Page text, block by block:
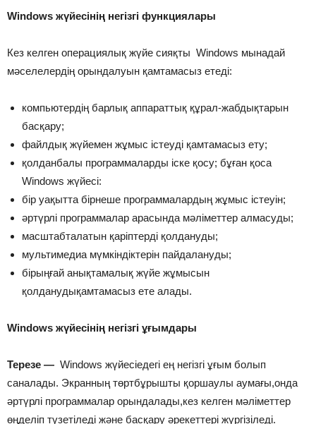
Windows жүйесінің негізгі функциялары
Кез келген операциялық жүйе сияқты Windows мынадай
мәселелердің орындалуын қамтамасыз етеді:
компьютердің барлық аппараттық құрал-жабдықтарын
басқару;
файлдық жүйемен жұмыс істеуді қамтамасыз ету;
қолданбалы программаларды іске қосу; бұған қоса
Windows жүйесі:
бір уақытта бірнеше программалардың жұмыс істеуін;
әртүрлі программалар арасында мәліметтер алмасуды;
масштабталатын қаріптерді қолдануды;
мультимедиа мүмкіндіктерін пайдалануды;
бірыңғай анықтамалық жүйе жұмысын
қолданудықамтамасыз ете алады.
Windows жүйесінің негізгі ұғымдары
Терезе — Windows жүйесіедегі ең негізгі ұғым болып
саналады. Экранның төртбұрышты қоршаулы аумағы,онда
әртүрлі программалар орындалады,кез келген мәліметтер
өңделіп түзетіледі және басқару әрекеттері жүргізіледі.